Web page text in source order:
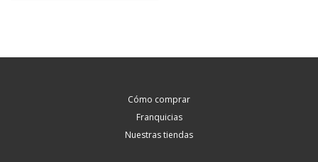
Cómo comprar
Franquicias
Nuestras tiendas